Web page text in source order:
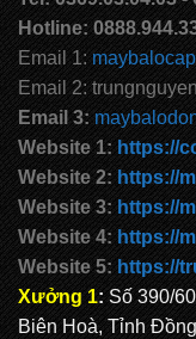
Hotline:
Email 1:
Email 2:
Email 3:
Website 1: https://
Website 2: https://
Website 3: https://
Website 4: https://
Website 5: https://
Xưởng 1: Số 390/
Biên Hoà, Tỉnh